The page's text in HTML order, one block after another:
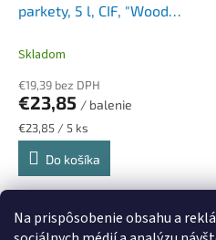
Na prispôsobenie obsahu a
parkety, 5 l, CIF, "Wood
Skladom
€19,39 bez DPH
€23,85 / balenie
Jednotková
cena:
€23,85 / 5 ks
Do košíka
O
v
11 položiek